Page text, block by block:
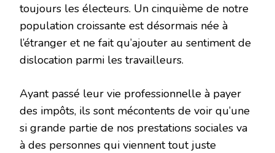
toujours les électeurs. Un cinquième de notre
population croissante est désormais née à
l’étranger et ne fait qu’ajouter au sentiment de
dislocation parmi les travailleurs.
Ayant passé leur vie professionnelle à payer
des impôts, ils sont mécontents de voir qu’une
si grande partie de nos prestations sociales va
à des personnes qui viennent tout juste